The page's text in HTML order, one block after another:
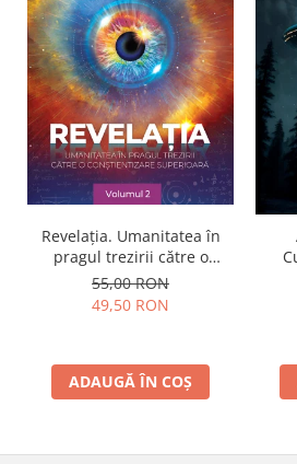
Revelația. Umanitatea în
pragul trezirii către o
conştientizare superioară,
volumul 2
55,00 RON
49,50 RON
ADAUGĂ ÎN COȘ